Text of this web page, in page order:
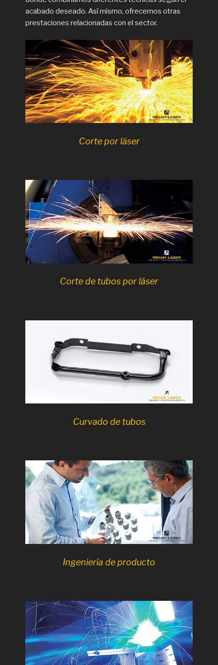
acabado deseado. Así mismo, ofrecemos otras
prestaciones relacionadas con el sector.
Corte por láser
Corte de tubos por láser
Curvado de tubos
Ingeniería de producto